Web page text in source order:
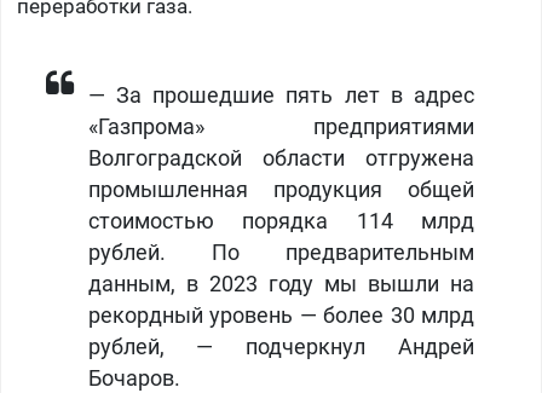
переработки газа.
— За прошедшие пять лет в адрес
«Газпрома» предприятиями
Волгоградской области отгружена
промышленная продукция общей
стоимостью порядка 114 млрд
рублей. По предварительным
данным, в 2023 году мы вышли на
рекордный уровень — более 30 млрд
рублей, — подчеркнул Андрей
Бочаров.